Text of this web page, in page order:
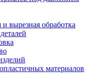
вырезная обработка
материалов